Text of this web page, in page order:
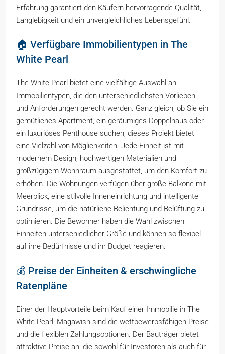
Erfahrung garantiert den Käufern hervorragende Qualität,
Langlebigkeit und ein unvergleichliches Lebensgefühl.
🏠 Verfügbare Immobilientypen in The
White Pearl
The White Pearl bietet eine vielfältige Auswahl an
Immobilientypen, die den unterschiedlichsten Vorlieben
und Anforderungen gerecht werden. Ganz gleich, ob Sie ein
gemütliches Apartment, ein geräumiges Doppelhaus oder
ein luxuriöses Penthouse suchen, dieses Projekt bietet
eine Vielzahl von Möglichkeiten. Jede Einheit ist mit
modernem Design, hochwertigen Materialien und
großzügigem Wohnraum ausgestattet, um den Komfort zu
erhöhen. Die Wohnungen verfügen über große Balkone mit
Meerblick, eine stilvolle Inneneinrichtung und intelligente
Grundrisse, um die natürliche Belichtung und Belüftung zu
optimieren. Die Bewohner haben die Wahl zwischen
Einheiten unterschiedlicher Größe und können so flexibel
auf ihre Bedürfnisse und ihr Budget reagieren.
💰 Preise der Einheiten & erschwingliche
Ratenpläne
Einer der Hauptvorteile beim Kauf einer Immobilie in The
White Pearl, Magawish sind die wettbewerbsfähigen Preise
und die flexiblen Zahlungsoptionen. Der Bauträger bietet
attraktive Preise an, die sowohl für Investoren als auch für